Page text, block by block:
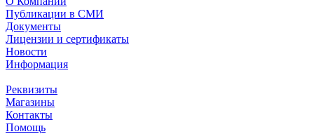
Публикации в СМИ
Документы
Лицензии и сертификаты
Новости
Информация
Реквизиты
Магазины
Контакты
Помощь